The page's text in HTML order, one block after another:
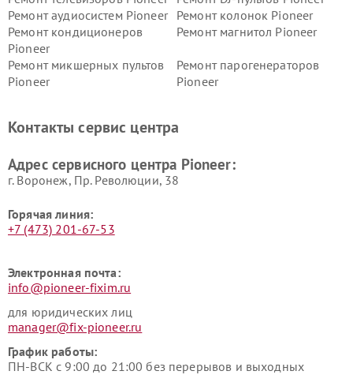
Ремонт аудиосистем Pioneer
Ремонт колонок Pioneer
Ремонт кондиционеров
Pioneer
Ремонт магнитол Pioneer
Ремонт микшерных пультов
Pioneer
Ремонт парогенераторов
Pioneer
Контакты сервис центра
Адрес сервисного центра Pioneer:
г. Воронеж, Пр. Революции, 38
Горячая линия:
+7 (473) 201-67-53
Электронная почта:
info@pioneer-fixim.ru
для юридических лиц
manager@fix-pioneer.ru
График работы:
ПН-ВСК с 9:00 до 21:00 без перерывов и выходных